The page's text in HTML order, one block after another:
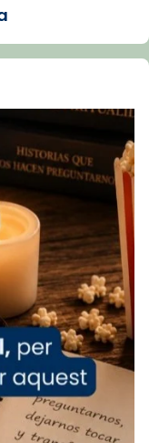
Fa gairebé
la
Vatican
news/2026-
papa-viaje-
ens